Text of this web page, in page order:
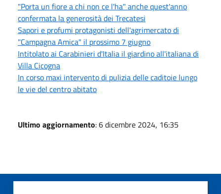
"Porta un fiore a chi non ce l'ha" anche quest'anno
confermata la generosità dei Trecatesi
Sapori e profumi protagonisti dell'agrimercato di
"Campagna Amica" il prossimo 7 giugno
Intitolato ai Carabinieri d'Italia il giardino all'italiana di
Villa Cicogna
In corso maxi intervento di pulizia delle caditoie lungo
le vie del centro abitato
Ultimo aggiornamento: 6 dicembre 2024, 16:35